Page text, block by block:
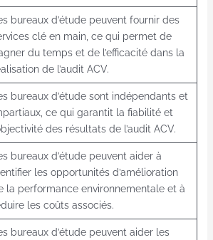
bureaux d’étude peuvent fournir des
clé en main, ce qui permet de
du temps et de l’efficacité dans la
de l’audit ACV.
bureaux d’étude sont indépendants et
ce qui garantit la fiabilité et
des résultats de l’audit ACV.
bureaux d’étude peuvent aider à
les opportunités d’amélioration
la performance environnementale et à
les coûts associés.
bureaux d’étude peuvent aider les